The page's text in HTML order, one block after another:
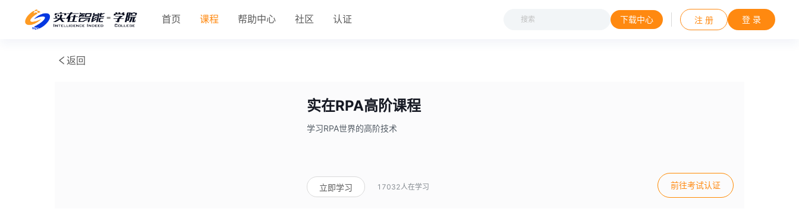
首页 课程 帮助中心 社区 认证 下载中心 注 册 登 录
返回
实在RPA高阶课程
学习RPA世界的高阶技术
立即学习 17032人在学习 前往考试认证